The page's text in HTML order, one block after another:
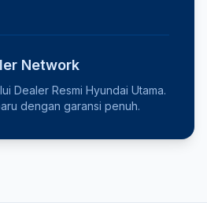
Network
Dealer Resmi Hyundai Utama.
dengan garansi penuh.